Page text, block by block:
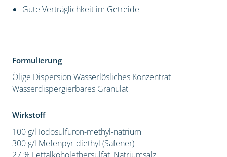
Gute Verträglichkeit im Getreide
Formulierung
Ölige DispersionWasserlösliches Konzentrat
Wasserdispergierbares Granulat
Wirkstoff
100 g/l Iodosulfuron-methyl-natrium
300 g/l Mefenpyr-diethyl (Safener)